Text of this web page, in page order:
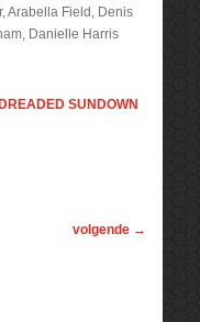
Arabella Field, Denis
Danielle Harris
SUNDOWN
volgende →